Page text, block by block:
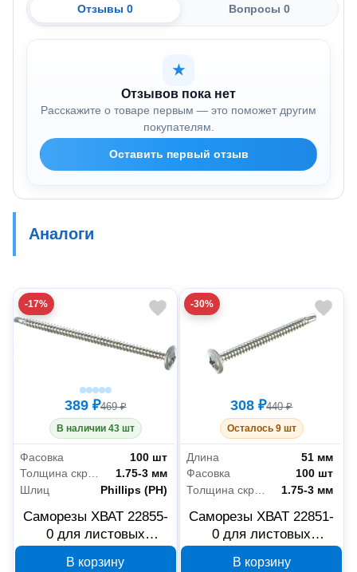
Отзывы 0 Вопросы 0
★
Отзывов пока нет
Расскажите о товаре первым — это поможет другим
покупателям.
Оставить первый отзыв
Аналоги
-17%
389 ₽469 ₽
В наличии 43 шт
Фасовка
100 шт
Толщина скрепляемых материалов
1.75-3 мм
Шлиц
Phillips (PH)
Саморезы ХВАТ 22855-
0 для листовых
В корзину
-30%
308 ₽440 ₽
Осталось 9 шт
Длина
51 мм
Фасовка
100 шт
Толщина скрепляемых материалов
1.75-3 мм
Саморезы ХВАТ 22851-
0 для листовых
В корзину